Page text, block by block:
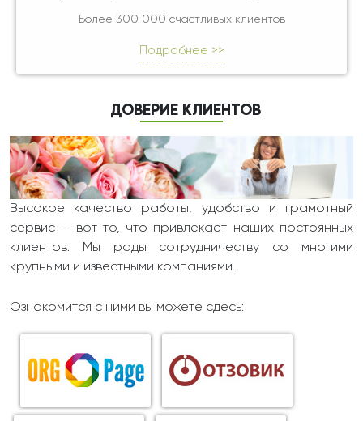
Более 300 000 счастливых клиентов
Подробнее >>
ДОВЕРИЕ КЛИЕНТОВ
Высокое качество работы, удобство и грамотный
сервис – вот то, что привлекает наших постоянных
клиентов. Мы рады сотрудничеству со многими
крупными и известными компаниями.
Ознакомится с ними вы можете сдесь: